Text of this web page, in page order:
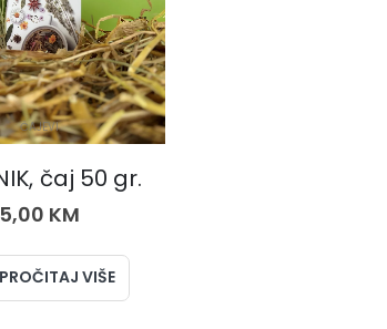
ČAJEVI
čaj 50 gr.
5,00 KM
PROČITAJ VIŠE